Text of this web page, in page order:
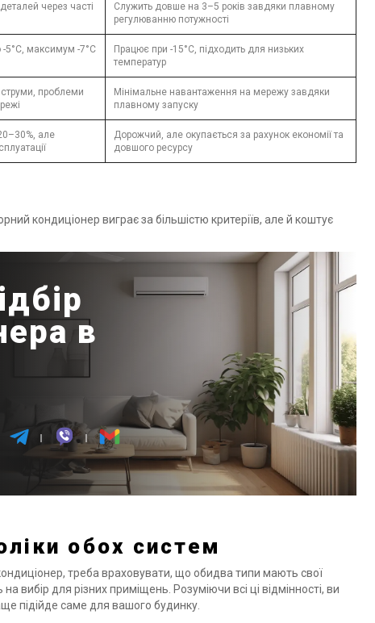
через часті
Служить довше на 3–5 років завдяки плавному
регулюванню потужності
5°C, максимум -7°C
Працює при -15°C, підходить для низьких
температур
струми, проблеми
Мінімальне навантаження на мережу завдяки
плавному запуску
але
Дорожчий, але окупається за рахунок економії та
довшого ресурсу
кондиціонер виграє за більшістю критеріїв, але й коштує
в
обох систем
треба враховувати, що обидва типи мають свої
вибір для різних приміщень. Розуміючи всі ці відмінності, ви
підійде саме для вашого будинку.